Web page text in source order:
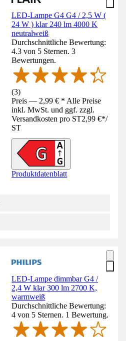
LED-Lampe G4 G4 / 2,5 W (
24 W ) klar 240 lm 4000 K
neutralweiß
Durchschnittliche Bewertung:
4.3 von 5 Sternen. 3
Bewertungen.
(3)
Preis — 2,99 € * Alle Preise
inkl. MwSt. und ggf. zzgl.
Versandkosten pro ST2,99 €*/
ST
Produktdatenblatt
LED-Lampe dimmbar G4 /
2,4 W klar 300 lm 2700 K,
warmweiß
Durchschnittliche Bewertung:
4 von 5 Sternen. 1 Bewertung.